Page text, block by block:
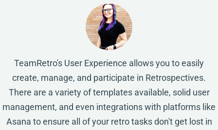
TeamRetro's User Experience allows you to easily
create, manage, and participate in Retrospectives.
There are a variety of templates available, solid user
management, and even integrations with platforms like
Asana to ensure all of your retro tasks don't get lost in